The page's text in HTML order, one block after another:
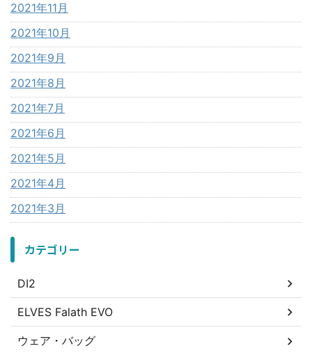
2021年11月
2021年10月
2021年9月
2021年8月
2021年7月
2021年6月
2021年5月
2021年4月
2021年3月
カテゴリー
DI2
ELVES Falath EVO
ウェア・バッグ